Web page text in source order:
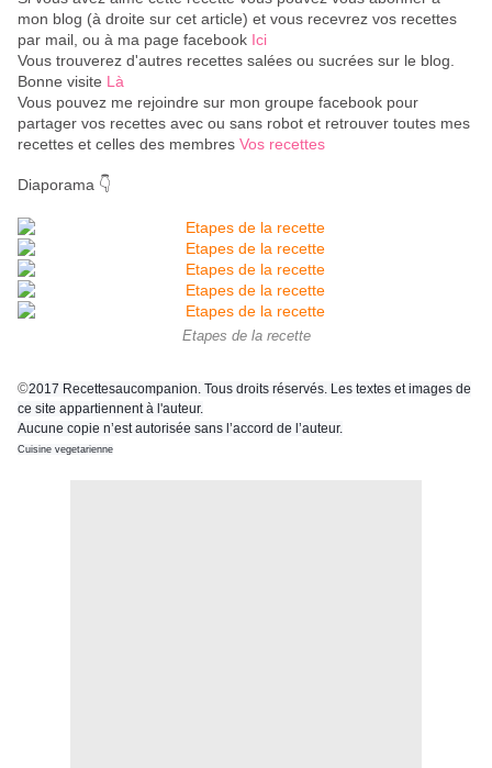
mon blog (à droite sur cet article) et vous recevrez vos recettes
par mail, ou à ma page facebook Ici
Vous trouverez d'autres recettes salées ou sucrées sur le blog.
Bonne visite Là
Vous pouvez me rejoindre sur mon groupe facebook pour
partager vos recettes avec ou sans robot et retrouver toutes mes
recettes et celles des membres Vos recettes
Diaporama 👇
Etapes de la recette
©2017 Recettesaucompanion. Tous droits réservés. Les textes et images de
ce site appartiennent à l'auteur.
Aucune copie n’est autorisée sans l’accord de l’auteur.
Cuisine vegetarienne